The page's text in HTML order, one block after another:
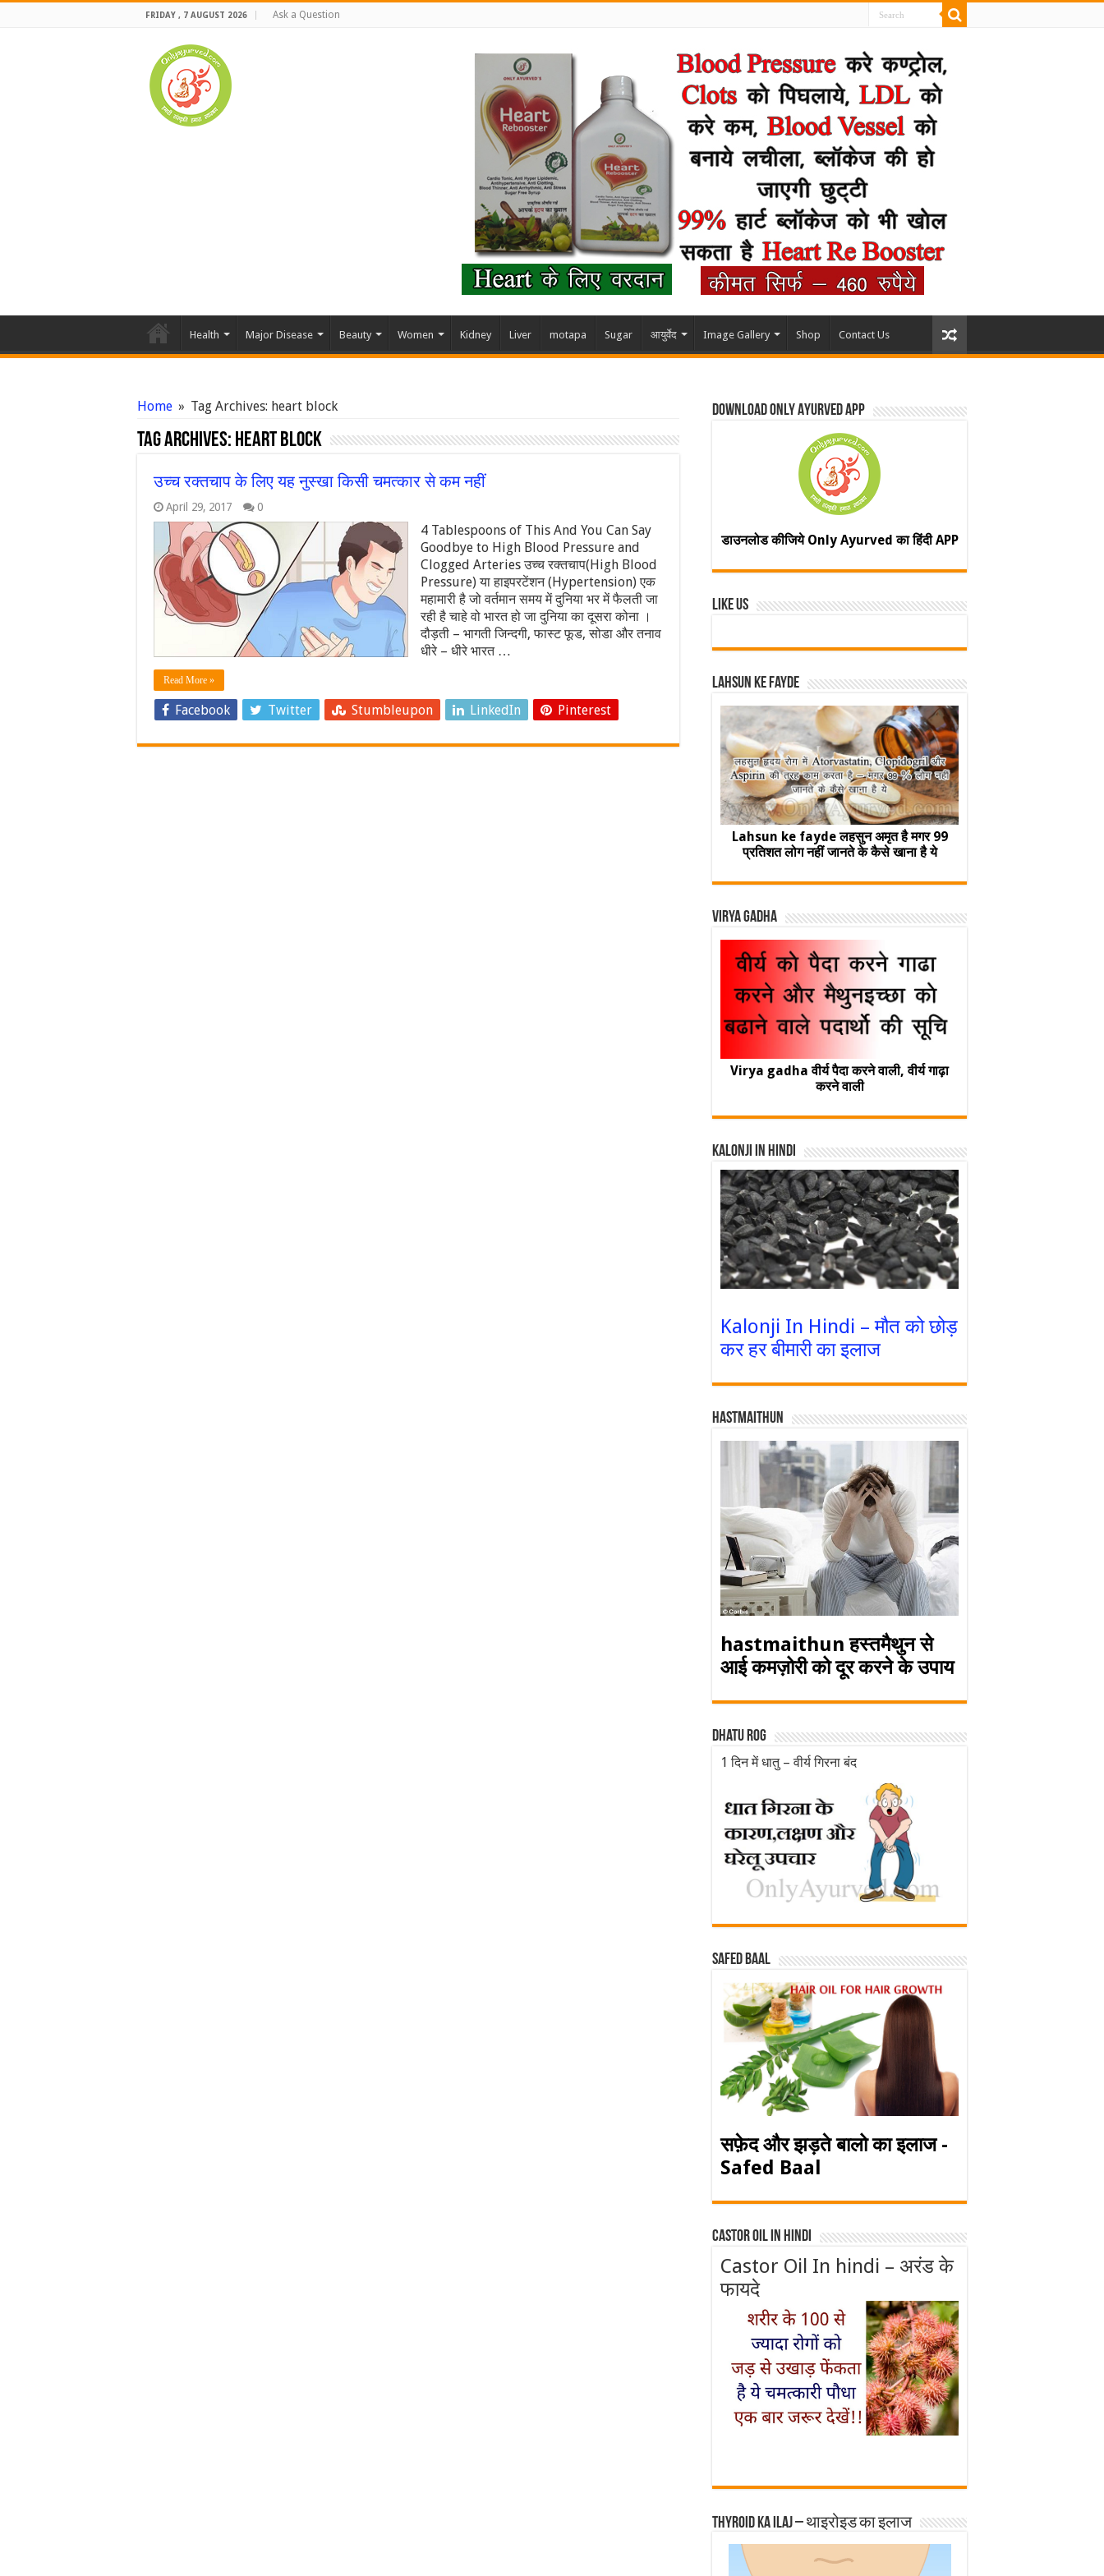
FRIDAY , 7 AUGUST 2026 Ask a Question
Health Major Disease Beauty Women Kidney Liver motapa Sugar आयुर्वेद Image Gallery Shop Contact Us
Home » Tag Archives: heart block
Tag Archives: heart block
उच्च रक्तचाप के लिए यह नुस्खा किसी चमत्कार से कम नहीं
April 29, 2017 0
4 Tablespoons of This And You Can Say
Goodbye to High Blood Pressure and
Clogged Arteries उच्‍च रक्‍तचाप(High Blood
Pressure) या हाइपरटेंशन (Hypertension) एक
महामारी है जो वर्तमान समय में दुनिया भर में फैलती जा
रही है चाहे वो भारत हो जा दुनिया का दूसरा कोना ।
दौड़ती – भागती जिन्‍दगी, फास्‍ट फूड, सोडा और तनाव
धीरे – धीरे भारत …
Read More »
Facebook Twitter Stumbleupon LinkedIn Pinterest
Download Only Ayurved App
डाउनलोड कीजिये Only Ayurved का हिंदी APP
Like Us
Lahsun ke fayde
Lahsun ke fayde लहसुन अमृत है मगर 99
प्रतिशत लोग नहीं जानते के कैसे खाना है ये
Virya Gadha
Virya gadha वीर्य पैदा करने वाली, वीर्य गाढ़ा
करने वाली
Kalonji In Hindi
Kalonji In Hindi – मौत को छोड़
कर हर बीमारी का इलाज
Hastmaithun
hastmaithun हस्तमैथुन से
आई कमज़ोरी को दूर करने के उपाय
Dhatu rog
1 दिन में धातु – वीर्य गिरना बंद
Safed baal
सफ़ेद और झड़ते बालो का इलाज -
Safed Baal
Castor Oil In Hindi
Castor Oil In hindi – अरंड के
फायदे
Thyroid ka ilaj – थाइरोइड का इलाज